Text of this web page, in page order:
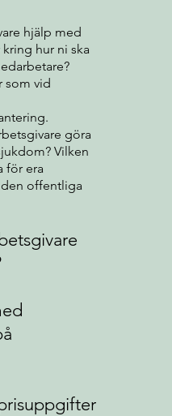
hjälp med
hur ni ska
som vid
göra
Vilken
för era
offentliga